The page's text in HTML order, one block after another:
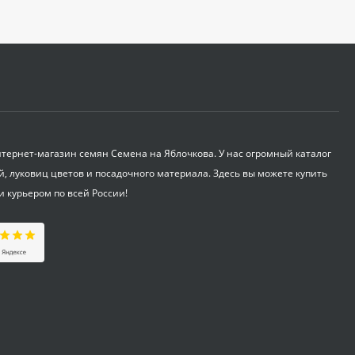
магазин семян Семена на Яблочкова. У нас огромный каталог
луковиц цветов и посадочного материала. Здесь вы можете купить
курьером по всей России!